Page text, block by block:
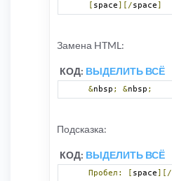
space ][/space
Замена HTML:
КОД: ВЫДЕЛИТЬ ВСЁ
&nbsp ; &nbsp ;
Подсказка:
КОД: ВЫДЕЛИТЬ ВСЁ
Пробел: [ space][/